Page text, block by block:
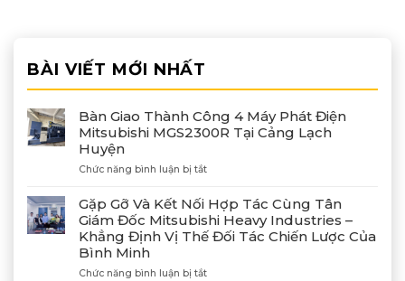
BÀI VIẾT MỚI NHẤT
Bàn Giao Thành Công 4 Máy Phát Điện
Mitsubishi MGS2300R Tại Cảng Lạch
Huyện
Chức năng bình luận bị tắtở
Giao
Thành
Công
4
Phát
Gặp Gỡ Và Kết Nối Hợp Tác Cùng Tân
Giám Đốc Mitsubishi Heavy Industries –
Khẳng Định Vị Thế Đối Tác Chiến Lược Của
Bình Minh
Chức năng bình luận bị tắtở